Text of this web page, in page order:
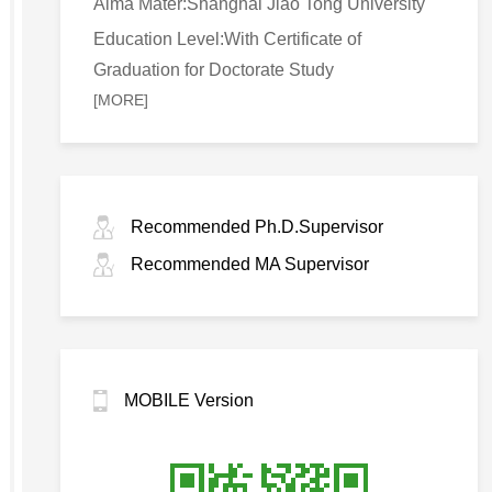
Alma Mater:Shanghai Jiao Tong University
Education Level:With Certificate of
Graduation for Doctorate Study
[MORE]
Recommended Ph.D.Supervisor
Recommended MA Supervisor
MOBILE Version